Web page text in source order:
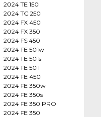
2024 TE 150
2024 TC 250
2024 FX 450
2024 FX 350
2024 FS 450
2024 FE 501w
2024 FE 501s
2024 FE 501
2024 FE 450
2024 FE 350w
2024 FE 350s
2024 FE 350 PRO
2024 FE 350